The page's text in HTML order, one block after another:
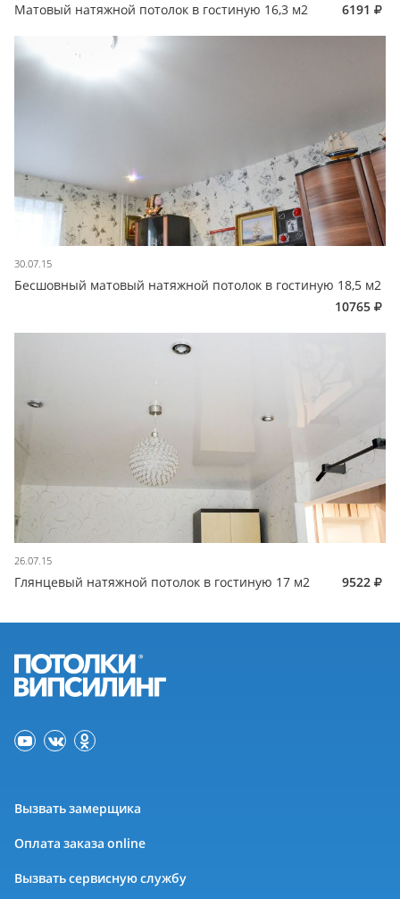
Матовый натяжной потолок в гостиную 16,3 м2 6191
30.07.15
Бесшовный матовый натяжной потолок в гостиную 18,5 м2
10765
26.07.15
Глянцевый натяжной потолок в гостиную 17 м2 9522
Вызвать замерщика
Оплата заказа online
Вызвать сервисную службу